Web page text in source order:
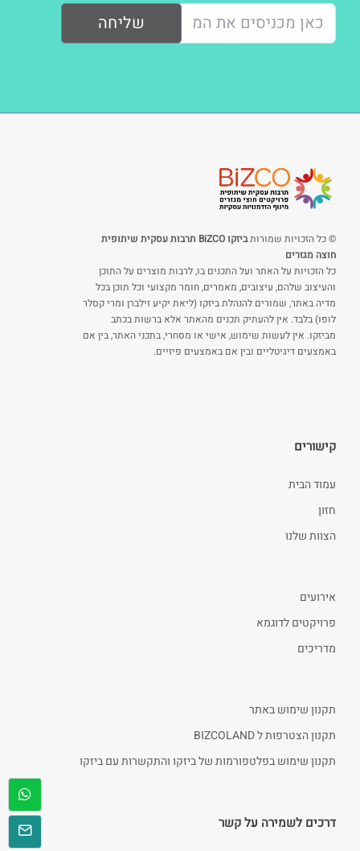
שליחה
© כל הזכויות שמורות
ביזקו BiZCO תרבות עסקית שיתופית
חוצה מגזרים
כל הזכויות על האתר ועל התכנים בו, לרבות מוצרים על התוכן
והעיצוב שלהם, עיצובים, מאמרים, חומר מקצועי וכל תוכן בכל
מדיה באתר, שמורים להנהלת ביזקו (ליאת יקיע זילברן ומרי קסלר
לופו) בלבד. אין להעתיק תכנים מהאתר אלא ברשות בכתב
מביזקו. אין לעשות שימוש, אישי או מסחרי, בתכני האתר, בין אם
באמצעים דיגיטליים ובין אם באמצעים פיזיים.
קישורים
עמוד הבית
חזון
הצוות שלנו
אירועים
פרויקטים לדוגמא
מדריכים
תקנון שימוש באתר
תקנון הצטרפות ל BIZCOLAND
תקנון שימוש בפלטפורמות של ביזקו והתקשרות עם ביזקו
דרכים לשמירה על קשר